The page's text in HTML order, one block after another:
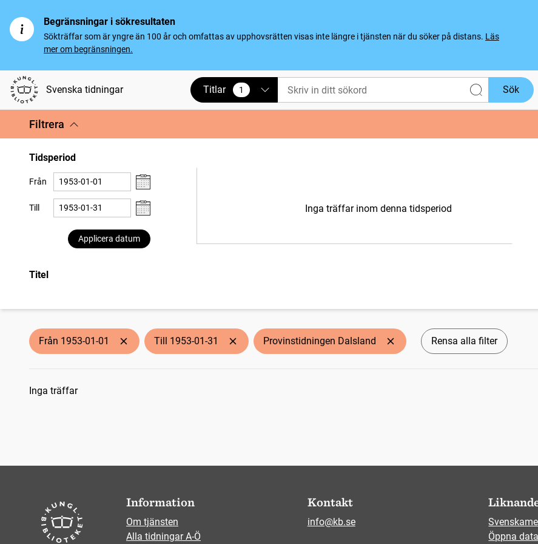
Begränsningar i sökresultaten
Sökträffar som är yngre än 100 år och omfattas av upphovsrätten visas inte längre i tjänsten när du söker på distans. Läs
mer om begränsningen.
Svenska tidningar Titlar 1
vald Sök
Filtrera
Tidsperiod
Från
Till
Applicera datum
Inga träffar inom denna tidsperiod
Titel
Från 1953-01-01 Till 1953-01-31 Provinstidningen Dalsland Rensa alla filter
Sökresultat
Inga träffar
Information
Om tjänsten
Alla tidningar A-Ö
Kontakt
info@kb.se
Öppna